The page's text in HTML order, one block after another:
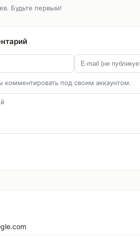
Будьте первым!
комментировать под своим аккаунтом.